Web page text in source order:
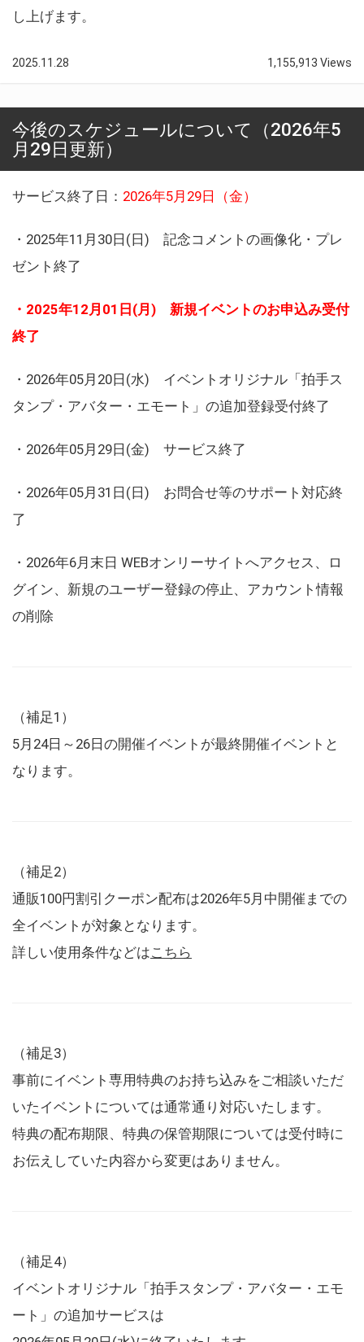
し上げます。
2025.11.28 1,155,913 Views
今後のスケジュールについて（2026年5
月29日更新）
サービス終了日： 2026年5月29日（金）
・2025年11月30日(日) 記念コメントの画像化・プレ
ゼント終了
・2025年12月01日(月) 新規イベントのお申込み受付
終了
・2026年05月20日(水) イベントオリジナル「拍手ス
タンプ・アバター・エモート」の追加登録受付終了
・2026年05月29日(金) サービス終了
・2026年05月31日(日) お問合せ等のサポート対応終
了
・2026年6月末日 WEBオンリーサイトへアクセス、ロ
グイン、新規のユーザー登録の停止、アカウント情報
の削除
（補足1）
5月24日～26日の開催イベントが最終開催イベントと
なります。
（補足2）
通販100円割引クーポン配布は2026年5月中開催までの
全イベントが対象となります。
詳しい使用条件などはこちら
（補足3）
事前にイベント専用特典のお持ち込みをご相談いただ
いたイベントについては通常通り対応いたします。
特典の配布期限、特典の保管期限については受付時に
お伝えしていた内容から変更はありません。
（補足4）
イベントオリジナル「拍手スタンプ・アバター・エモ
ート」の追加サービスは